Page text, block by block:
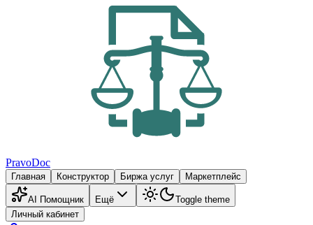
PravoDoc
Главная Конструктор Биржа услуг Маркетплейс
AI Помощник Ещё
Toggle theme
Личный кабинет